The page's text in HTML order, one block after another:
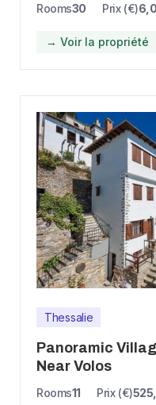
Rooms30 Prix (€)
→ Voir la propriété
Thessalie
Panoramic
Near Volos
Rooms11 Prix (€)